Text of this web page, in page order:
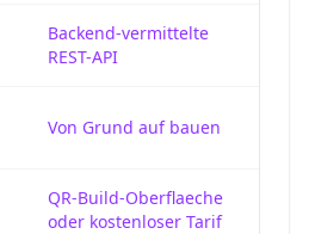
Backend-vermittelte
REST-API
Von Grund auf bauen
QR-Build-Oberflaeche
oder kostenloser Tarif